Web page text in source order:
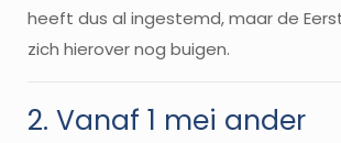
heeft dus al ingestemd, maar de
zich hierover nog buigen.
2. Vanaf 1 mei ander